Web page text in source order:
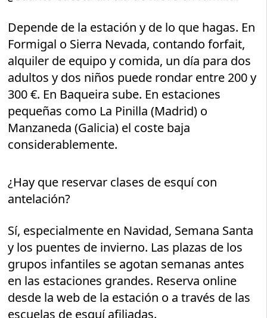
Depende de la estación y de lo que hagas. En
Formigal o Sierra Nevada, contando forfait,
alquiler de equipo y comida, un día para dos
adultos y dos niños puede rondar entre 200 y
300 €. En Baqueira sube. En estaciones
pequeñas como La Pinilla (Madrid) o
Manzaneda (Galicia) el coste baja
considerablemente.
¿Hay que reservar clases de esquí con
antelación?
Sí, especialmente en Navidad, Semana Santa
y los puentes de invierno. Las plazas de los
grupos infantiles se agotan semanas antes
en las estaciones grandes. Reserva online
desde la web de la estación o a través de las
escuelas de esquí afiliadas.